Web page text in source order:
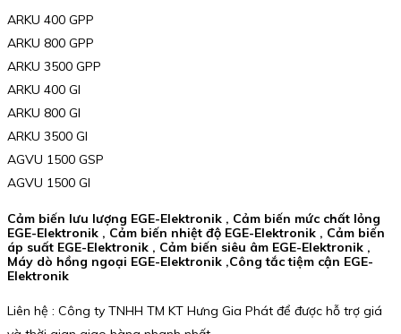
ARKU 400 GPP
ARKU 800 GPP
ARKU 3500 GPP
ARKU 400 GI
ARKU 800 GI
ARKU 3500 GI
AGVU 1500 GSP
AGVU 1500 GI
Cảm biến lưu lượng EGE-Elektronik , Cảm biến mức chất lỏng
EGE-Elektronik , Cảm biến nhiệt độ EGE-Elektronik , Cảm biến
áp suất EGE-Elektronik , Cảm biến siêu âm EGE-Elektronik ,
Máy dò hồng ngoại EGE-Elektronik ,Công tắc tiệm cận EGE-
Elektronik
Liên hệ : Công ty TNHH TM KT Hưng Gia Phát để được hỗ trợ giá